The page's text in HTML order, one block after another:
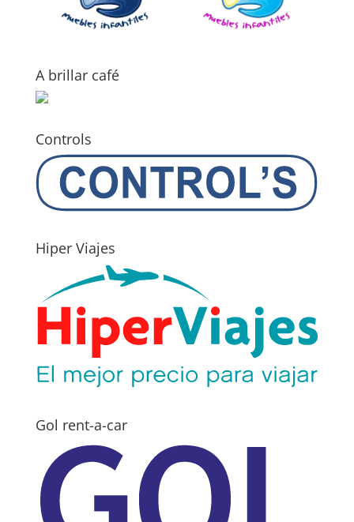
A brillar café
Controls
Hiper Viajes
Gol rent-a-car